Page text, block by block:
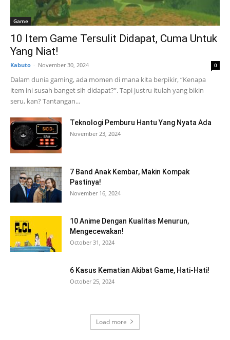
Game
10 Item Game Tersulit Didapat, Cuma Untuk
Yang Niat!
Kabuto - November 30, 2024 0
Dalam dunia gaming, ada momen di mana kita berpikir, “Kenapa
item ini susah banget sih didapat?”. Tapi justru itulah yang bikin
seru, kan? Tantangan...
Teknologi Pemburu Hantu Yang Nyata Ada
November 23, 2024
7 Band Anak Kembar, Makin Kompak
Pastinya!
November 16, 2024
10 Anime Dengan Kualitas Menurun,
Mengecewakan!
October 31, 2024
6 Kasus Kematian Akibat Game, Hati-Hati!
October 25, 2024
Load more